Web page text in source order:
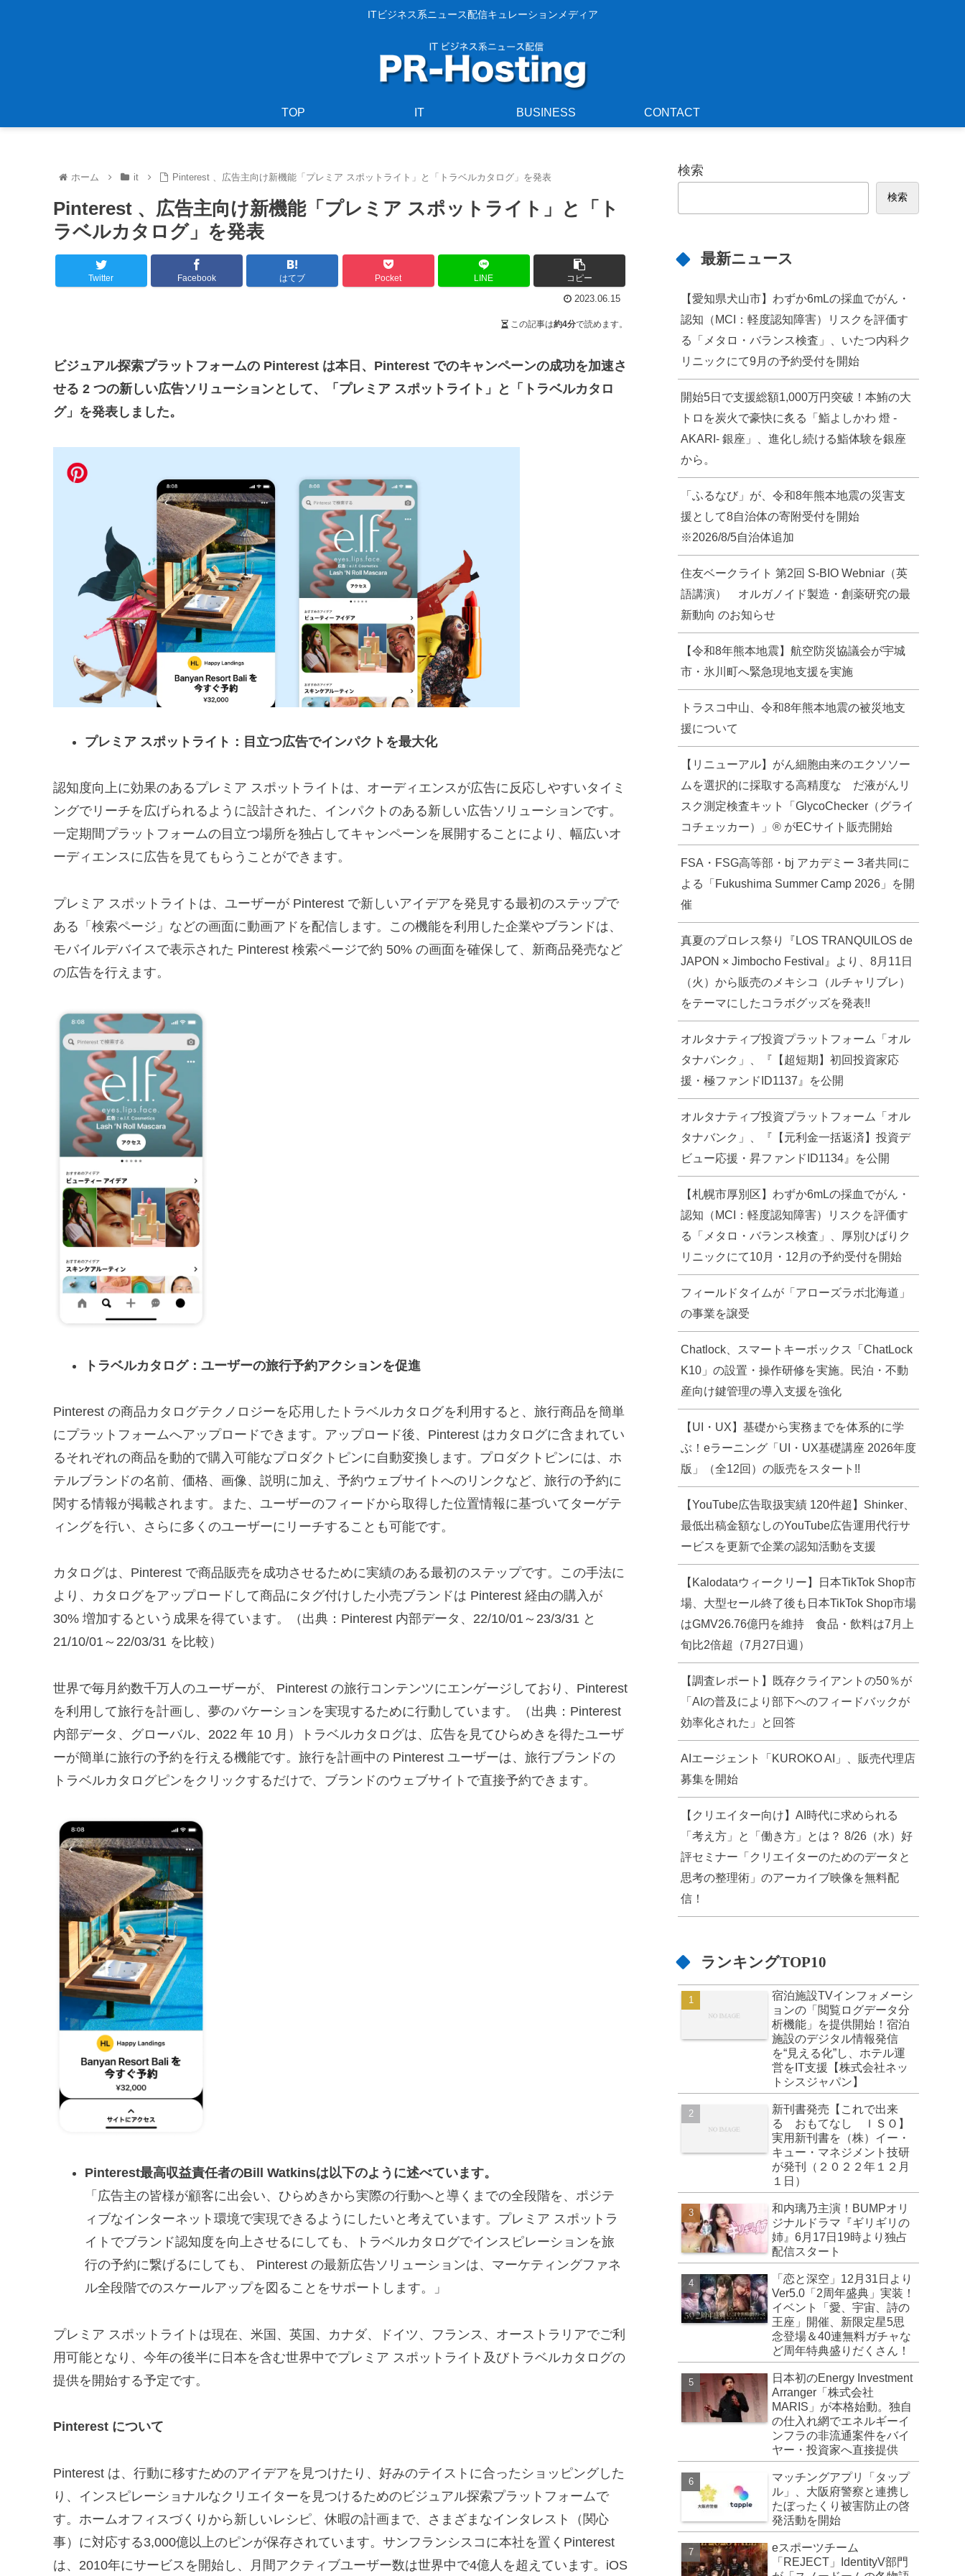
ITビジネス系ニュース配信キュレーションメディア
TOP IT BUSINESS CONTACT
ホーム it Pinterest 、広告主向け新機能「プレミア スポットライト」と「トラベルカタログ」を発表
Pinterest 、広告主向け新機能「プレミア スポットライト」と「ト
ラベルカタログ」を発表
Twitter Facebook はてブ Pocket LINE コピー
2023.06.15
この記事は約4分で読めます。
ビジュアル探索プラットフォームの Pinterest は本日、Pinterest でのキャンペーンの成功を加速さ
せる 2 つの新しい広告ソリューションとして、「プレミア スポットライト」と「トラベルカタロ
グ」を発表しました。
プレミア スポットライト：目立つ広告でインパクトを最大化
認知度向上に効果のあるプレミア スポットライトは、オーディエンスが広告に反応しやすいタイミ
ングでリーチを広げられるように設計された、インパクトのある新しい広告ソリューションです。
一定期間プラットフォームの目立つ場所を独占してキャンペーンを展開することにより、幅広いオ
ーディエンスに広告を見てもらうことができます。
プレミア スポットライトは、ユーザーが Pinterest で新しいアイデアを発見する最初のステップで
ある「検索ページ」などの画面に動画アドを配信します。この機能を利用した企業やブランドは、
モバイルデバイスで表示された Pinterest 検索ページで約 50% の画面を確保して、新商品発売など
の広告を行えます。
トラベルカタログ：ユーザーの旅行予約アクションを促進
Pinterest の商品カタログテクノロジーを応用したトラベルカタログを利用すると、旅行商品を簡単
にプラットフォームへアップロードできます。アップロード後、Pinterest はカタログに含まれてい
るそれぞれの商品を動的で購入可能なプロダクトピンに自動変換します。プロダクトピンには、ホ
テルブランドの名前、価格、画像、説明に加え、予約ウェブサイトへのリンクなど、旅行の予約に
関する情報が掲載されます。また、ユーザーのフィードから取得した位置情報に基づいてターゲテ
ィングを行い、さらに多くのユーザーにリーチすることも可能です。
カタログは、Pinterest で商品販売を成功させるために実績のある最初のステップです。この手法に
より、カタログをアップロードして商品にタグ付けした小売ブランドは Pinterest 経由の購入が
30% 増加するという成果を得ています。（出典：Pinterest 内部データ、22/10/01～23/3/31 と
21/10/01～22/03/31 を比較）
世界で毎月約数千万人のユーザーが、 Pinterest の旅行コンテンツにエンゲージしており、Pinterest
を利用して旅行を計画し、夢のバケーションを実現するために行動しています。（出典：Pinterest
内部データ、グローバル、2022 年 10 月）トラベルカタログは、広告を見てひらめきを得たユーザ
ーが簡単に旅行の予約を行える機能です。旅行を計画中の Pinterest ユーザーは、旅行ブランドの
トラベルカタログピンをクリックするだけで、ブランドのウェブサイトで直接予約できます。
Pinterest最高収益責任者のBill Watkinsは以下のように述べています。
「広告主の皆様が顧客に出会い、ひらめきから実際の行動へと導くまでの全段階を、ポジテ
ィブなインターネット環境で実現できるようにしたいと考えています。プレミア スポットラ
イトでブランド認知度を向上させるにしても、トラベルカタログでインスピレーションを旅
行の予約に繋げるにしても、 Pinterest の最新広告ソリューションは、マーケティングファネ
ル全段階でのスケールアップを図ることをサポートします。」
プレミア スポットライトは現在、米国、英国、カナダ、ドイツ、フランス、オーストラリアでご利
用可能となり、今年の後半に日本を含む世界中でプレミア スポットライト及びトラベルカタログの
提供を開始する予定です。
Pinterest について
Pinterest は、行動に移すためのアイデアを見つけたり、好みのテイストに合ったショッピングした
り、インスピレーショナルなクリエイターを見つけるためのビジュアル探索プラットフォームで
す。ホームオフィスづくりから新しいレシピ、休暇の計画まで、さまざまなインタレスト（関心
事）に対応する3,000億以上のピンが保存されています。サンフランシスコに本社を置くPinterest
は、2010年にサービスを開始し、月間アクティブユーザー数は世界中で4億人を超えています。iOS
検索
検索
最新ニュース
【愛知県犬山市】わずか6mLの採血でがん・
認知（MCI：軽度認知障害）リスクを評価す
る「メタロ・バランス検査」、いたつ内科ク
リニックにて9月の予約受付を開始
開始5日で支援総額1,000万円突破！本鮪の大
トロを炭火で豪快に炙る「鮨よしかわ 燈 -
AKARI- 銀座」、進化し続ける鮨体験を銀座
から。
「ふるなび」が、令和8年熊本地震の災害支
援として8自治体の寄附受付を開始
※2026/8/5自治体追加
住友ベークライト 第2回 S-BIO Webniar（英
語講演） オルガノイド製造・創薬研究の最
新動向 のお知らせ
【令和8年熊本地震】航空防災協議会が宇城
市・氷川町へ緊急現地支援を実施
トラスコ中山、令和8年熊本地震の被災地支
援について
【リニューアル】がん細胞由来のエクソソー
ムを選択的に採取する高精度な だ液がんリ
スク測定検査キット「GlycoChecker（グライ
コチェッカー）」® がECサイト販売開始
FSA・FSG高等部・bj アカデミー 3者共同に
よる「Fukushima Summer Camp 2026」を開
催
真夏のプロレス祭り『LOS TRANQUILOS de
JAPON × Jimbocho Festival』より、8月11日
（火）から販売のメキシコ（ルチャリブレ）
をテーマにしたコラボグッズを発表!!
オルタナティブ投資プラットフォーム「オル
タナバンク」、『【超短期】初回投資家応
援・極ファンドID1137』を公開
オルタナティブ投資プラットフォーム「オル
タナバンク」、『【元利金一括返済】投資デ
ビュー応援・昇ファンドID1134』を公開
【札幌市厚別区】わずか6mLの採血でがん・
認知（MCI：軽度認知障害）リスクを評価す
る「メタロ・バランス検査」、厚別ひばりク
リニックにて10月・12月の予約受付を開始
フィールドタイムが「アローズラボ北海道」
の事業を譲受
Chatlock、スマートキーボックス「ChatLock
K10」の設置・操作研修を実施。民泊・不動
産向け鍵管理の導入支援を強化
【UI・UX】基礎から実務までを体系的に学
ぶ！eラーニング「UI・UX基礎講座 2026年度
版」（全12回）の販売をスタート!!
【YouTube広告取扱実績 120件超】Shinker、
最低出稿金額なしのYouTube広告運用代行サ
ービスを更新で企業の認知活動を支援
【Kalodataウィークリー】日本TikTok Shop市
場、大型セール終了後も日本TikTok Shop市場
はGMV26.76億円を維持 食品・飲料は7月上
旬比2倍超（7月27日週）
【調査レポート】既存クライアントの50％が
「AIの普及により部下へのフィードバックが
効率化された」と回答
AIエージェント「KUROKO AI」、販売代理店
募集を開始
【クリエイター向け】AI時代に求められる
「考え方」と「働き方」とは？ 8/26（水）好
評セミナー「クリエイターのためのデータと
思考の整理術」のアーカイブ映像を無料配
信！
ランキングTOP10
宿泊施設TVインフォメーシ
ョンの「閲覧ログデータ分
析機能」を提供開始！宿泊
施設のデジタル情報発信
を“見える化”し、ホテル運
営をIT支援【株式会社ネッ
トシスジャパン】
新刊書発売【これで出来
る おもてなし ＩＳＯ】
実用新刊書を（株）イー・
キュー・マネジメント技研
が発刊（２０２２年１２月
１日）
和内璃乃主演！BUMPオリ
ジナルドラマ『ギリギリの
姉』6月17日19時より独占
配信スタート
「恋と深空」12月31日より
Ver5.0「2周年盛典」実装！
イベント「愛、宇宙、詩の
王座」開催、新限定星5思
念登場＆40連無料ガチャな
ど周年特典盛りだくさん！
日本初のEnergy Investment
Arranger「株式会社
MARIS」が本格始動。独自
の仕入れ網でエネルギーイ
ンフラの非流通案件をバイ
ヤー・投資家へ直接提供
マッチングアプリ「タップ
ル」、大阪府警察と連携し
たぼったくり被害防止の啓
発活動を開始
eスポーツチーム
「REJECT」IdentityV部門